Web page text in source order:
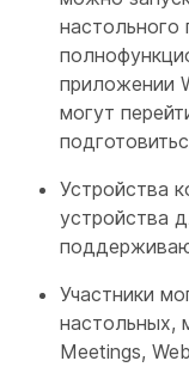
настольного
приложении
могут
Устройства
устройства
Участники
настольных,
Meetings,